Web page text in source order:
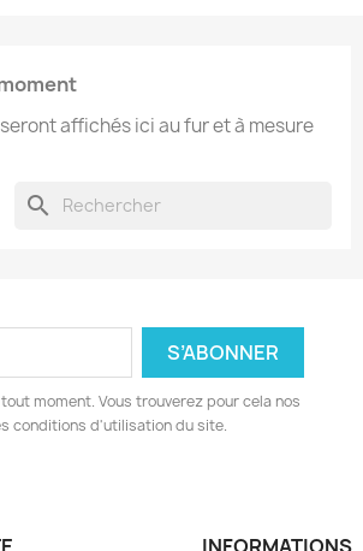
affichés ici au fur et à mesure
search
moment. Vous trouverez pour cela nos
conditions d'utilisation du site.